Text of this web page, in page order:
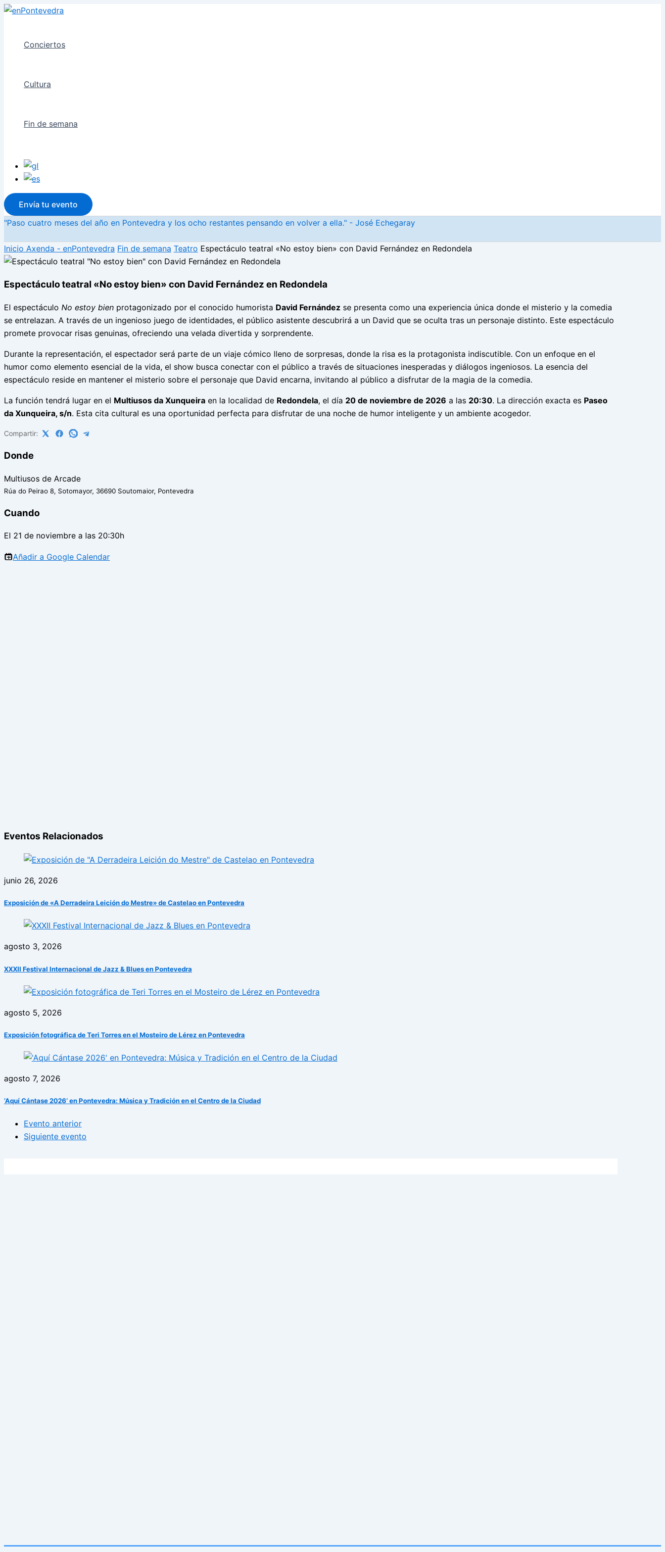
Ir
Conciertos
Cultura
Fin de semana
Envía tu evento
"Paso cuatro meses del año en Pontevedra y los ocho restantes pensando en volver a ella." - José Echegaray
Inicio Axenda - enPontevedra Fin de semana Teatro Espectáculo teatral «No estoy bien» con David Fernández en Redondela
Espectáculo teatral «No estoy bien» con David Fernández en Redondela
El espectáculo No estoy bien protagonizado por el conocido humorista David Fernández se presenta como una experiencia única donde el misterio y la comedia
se entrelazan. A través de un ingenioso juego de identidades, el público asistente descubrirá a un David que se oculta tras un personaje distinto. Este espectáculo
promete provocar risas genuinas, ofreciendo una velada divertida y sorprendente.
Durante la representación, el espectador será parte de un viaje cómico lleno de sorpresas, donde la risa es la protagonista indiscutible. Con un enfoque en el
humor como elemento esencial de la vida, el show busca conectar con el público a través de situaciones inesperadas y diálogos ingeniosos. La esencia del
espectáculo reside en mantener el misterio sobre el personaje que David encarna, invitando al público a disfrutar de la magia de la comedia.
La función tendrá lugar en el Multiusos da Xunqueira en la localidad de Redondela, el día 20 de noviembre de 2026 a las 20:30. La dirección exacta es Paseo
da Xunqueira, s/n. Esta cita cultural es una oportunidad perfecta para disfrutar de una noche de humor inteligente y un ambiente acogedor.
Compartir:
Donde
Multiusos de Arcade
Rúa do Peirao 8, Sotomayor, 36690 Soutomaior, Pontevedra
Cuando
El 21 de noviembre a las 20:30h
Añadir a Google Calendar
Eventos Relacionados
junio 26, 2026
Exposición de «A Derradeira Leición do Mestre» de Castelao en Pontevedra
agosto 3, 2026
XXXII Festival Internacional de Jazz & Blues en Pontevedra
agosto 5, 2026
Exposición fotográfica de Teri Torres en el Mosteiro de Lérez en Pontevedra
agosto 7, 2026
‘Aquí Cántase 2026’ en Pontevedra: Música y Tradición en el Centro de la Ciudad
Evento anterior
Siguiente evento